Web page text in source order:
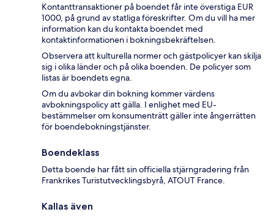
Kontanttransaktioner på boendet får inte överstiga EUR
1000, på grund av statliga föreskrifter. Om du vill ha mer
information kan du kontakta boendet med
kontaktinformationen i bokningsbekräftelsen.
Observera att kulturella normer och gästpolicyer kan skilja
sig i olika länder och på olika boenden. De policyer som
listas är boendets egna.
Om du avbokar din bokning kommer värdens
avbokningspolicy att gälla. I enlighet med EU-
bestämmelser om konsumenträtt gäller inte ångerrätten
för boendebokningstjänster.
Boendeklass
Detta boende har fått sin officiella stjärngradering från
Frankrikes Turistutvecklingsbyrå, ATOUT France.
Kallas även